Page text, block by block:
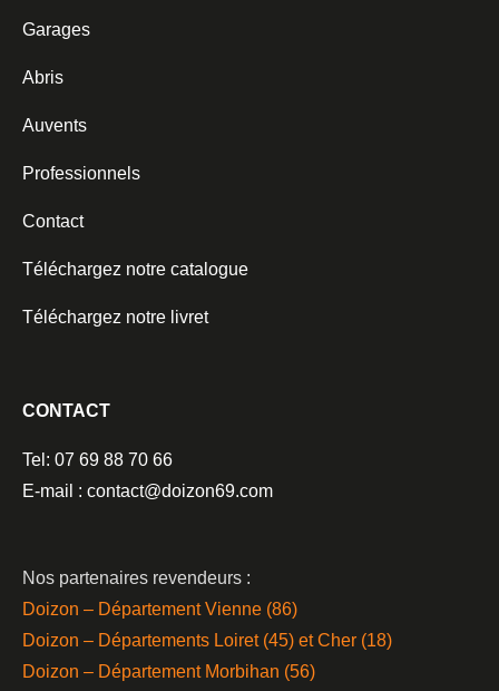
Garages
Abris
Auvents
Professionnels
Contact
Téléchargez notre catalogue
Téléchargez notre livret
CONTACT
Tel: 07 69 88 70 66
E-mail : contact@doizon69.com
Nos partenaires revendeurs :
Doizon – Département Vienne (86)
Doizon – Départements Loiret (45) et Cher (18)
Doizon – Département Morbihan (56)